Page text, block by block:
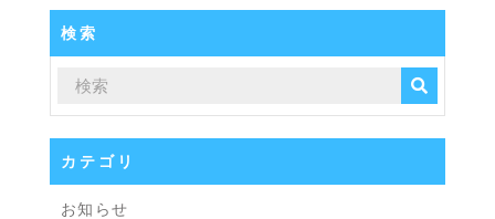
k
検索
カテゴリ
お知らせ